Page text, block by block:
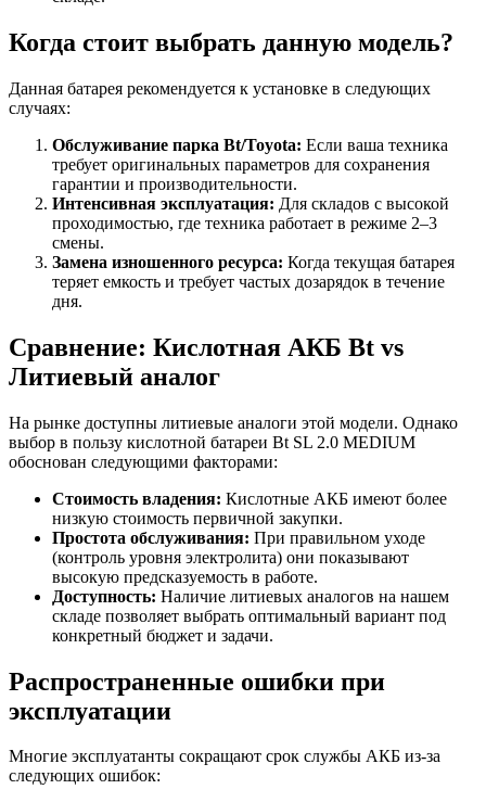
Когда стоит выбрать данную модель?
Данная батарея рекомендуется к установке в следующих
случаях:
Обслуживание парка Bt/Toyota: Если ваша техника
требует оригинальных параметров для сохранения
гарантии и производительности.
Интенсивная эксплуатация: Для складов с высокой
проходимостью, где техника работает в режиме 2–3
смены.
Замена изношенного ресурса: Когда текущая батарея
теряет емкость и требует частых дозарядок в течение
дня.
Сравнение: Кислотная АКБ Bt vs
Литиевый аналог
На рынке доступны литиевые аналоги этой модели. Однако
выбор в пользу кислотной батареи Bt SL 2.0 MEDIUM
обоснован следующими факторами:
Стоимость владения: Кислотные АКБ имеют более
низкую стоимость первичной закупки.
Простота обслуживания: При правильном уходе
(контроль уровня электролита) они показывают
высокую предсказуемость в работе.
Доступность: Наличие литиевых аналогов на нашем
складе позволяет выбрать оптимальный вариант под
конкретный бюджет и задачи.
Распространенные ошибки при
эксплуатации
Многие эксплуатанты сокращают срок службы АКБ из-за
следующих ошибок: